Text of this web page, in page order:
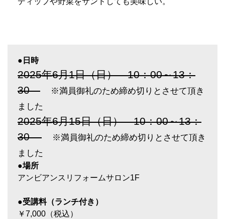
●日時
2025年6月1日（日） 10：00～13：
30
※満員御礼のため締め切りとさせて頂き
ました
2025年6月15日（日）10：00～13：
30
※満員御礼のため締め切りとさせて頂き
ました
●場所
アンビアンスリフォームサロン1F
●受講料（ランチ付き）
￥7,000（税込）